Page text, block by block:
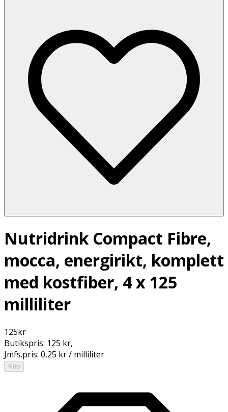
Nutridrink Compact Fibre,
mocca, energirikt, komplett
med kostfiber, 4 x 125
milliliter
125kr
Butikspris: 125 kr,
Jmfs.pris: 0,25 kr / milliliter
Köp